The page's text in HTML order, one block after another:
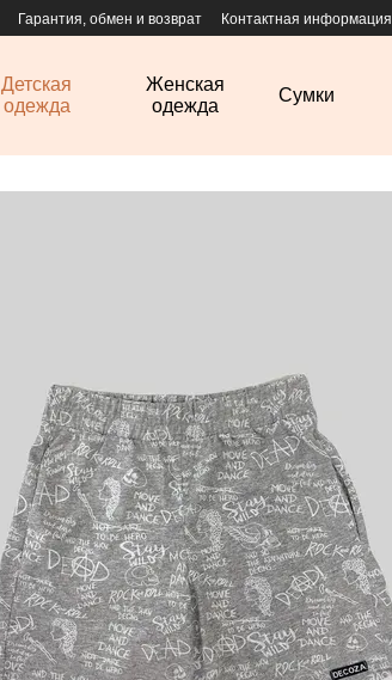
Гарантия, обмен и возврат Контактная информация
Детская
одежда
Женская
одежда
Сумки